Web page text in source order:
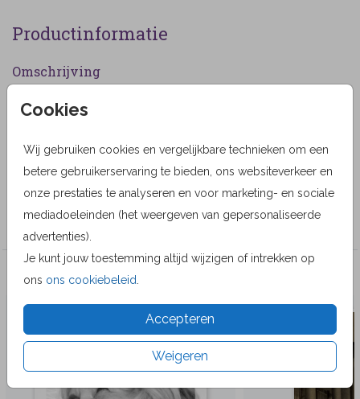
Cookies
Wij gebruiken cookies en vergelijkbare technieken om een
betere gebruikerservaring te bieden, ons websiteverkeer en
onze prestaties te analyseren en voor marketing- en sociale
mediadoeleinden (het weergeven van gepersonaliseerde
advertenties).
Je kunt jouw toestemming altijd wijzigen of intrekken op
ons ons cookiebeleid
Accepteren
Weigeren
Productinformatie
Omschrijving
Rouwkaart voor een vrouw met een foto van een
Designer
MyCards Design
Collectie
Veel gekozen producten